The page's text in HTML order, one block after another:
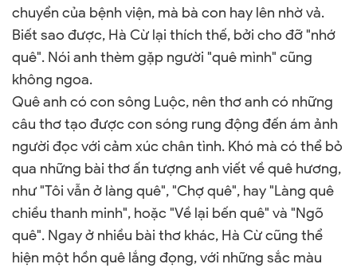
chuyển của bệnh viện, mà bà con hay lên nhờ vả.
Biết sao được, Hà Cừ lại thích thế, bởi cho đỡ "nhớ
quê". Nói anh thèm gặp người "quê mình" cũng
không ngoa.
Quê anh có con sông Luộc, nên thơ anh có những
câu thơ tạo được con sóng rung động đến ám ảnh
người đọc với cảm xúc chân tình. Khó mà có thể bỏ
qua những bài thơ ấn tượng anh viết về quê hương,
như "Tôi vẫn ở làng quê", "Chợ quê", hay "Làng quê
chiều thanh minh", hoặc "Về lại bến quê" và "Ngõ
quê". Ngay ở nhiều bài thơ khác, Hà Cừ cũng thể
hiện một hồn quê lắng đọng, với những sắc màu